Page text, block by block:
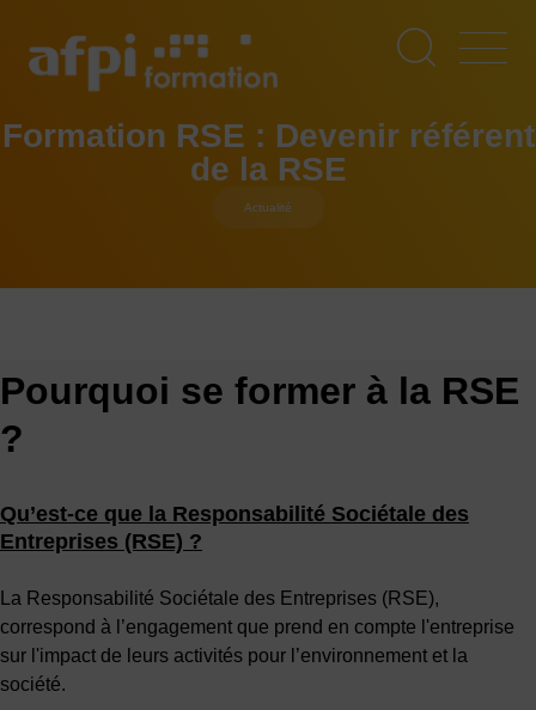
contenu
Actualité
Formation RSE : Devenir référent
de la RSE
Pourquoi se former à la RSE
?
Qu’est-ce que la Responsabilité Sociétale des
Entreprises (RSE) ?
La Responsabilité Sociétale des Entreprises (RSE),
correspond à l’engagement que prend en compte l'entreprise
sur l'impact de leurs activités pour l’environnement et la
société.